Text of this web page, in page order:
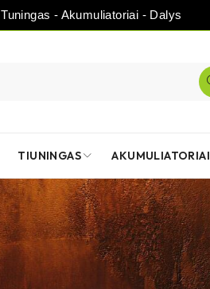
Tuningas - Akumuliatoriai - Dalys
TIUNINGAS AKUMULIATORIAI